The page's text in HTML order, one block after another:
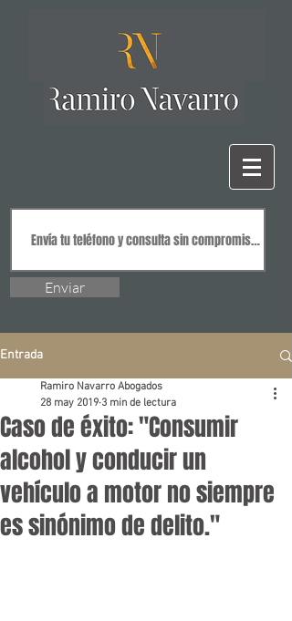
Entrada
Caso de éxito: "Consumir
alcohol y conducir un
vehículo a motor no siempre
es sinónimo de delito."
Ramiro Navarro Abogados
28 may 2019 3 min de lectura
Enviar